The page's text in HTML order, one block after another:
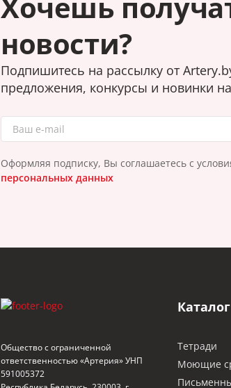
новости?
Подпишитесь на рассылку от
предложения, конкурсы и новинки
Оформляя подписку, Вы соглашаетесь с
персональных данных
Общество с ограниченной
ответственностью «Артерия» УНП
591005372
Каталог
Тетради
Моющие